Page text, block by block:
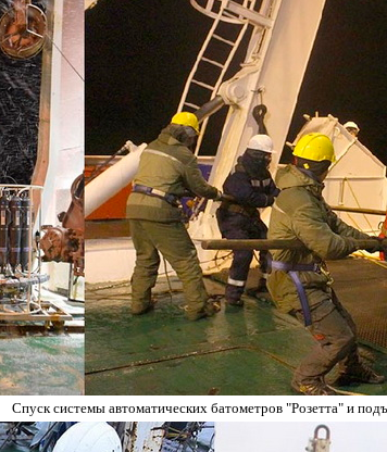
Спуск системы автоматических батометров "Розетта" и